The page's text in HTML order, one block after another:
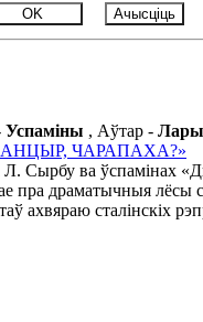
Успаміны , Аўтар -
ЧАРАПАХА?»
Сырбу ва ўспамінах
пра драматычныя лёсы
ахвяраю сталінскіх